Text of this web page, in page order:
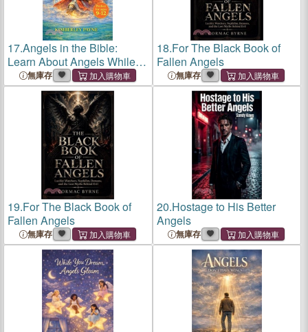
17.Angels in the Bible:
Learn About Angels While
Exploring God's Word
無庫存
18.For The Black Book of
Fallen Angels
無庫存
19.For The Black Book of
Fallen Angels
無庫存
20.Hostage to His Better
Angels
無庫存